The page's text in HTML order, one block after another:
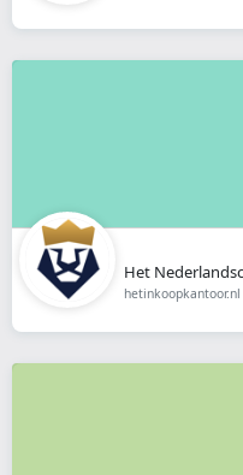
Het
hetinkoopkantoor.nl